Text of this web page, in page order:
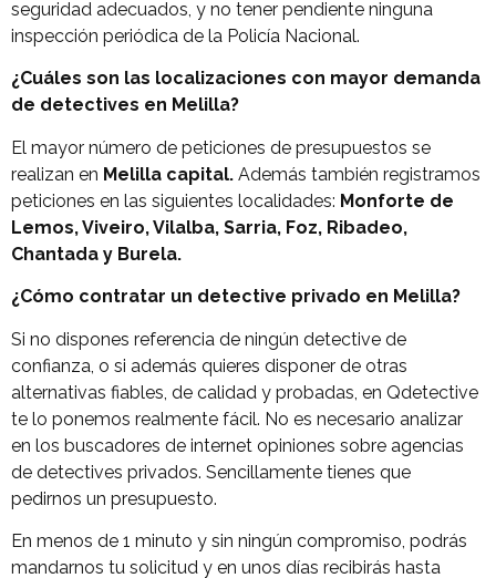
seguridad adecuados, y no tener pendiente ninguna
inspección periódica de la Policía Nacional.
¿Cuáles son las localizaciones con mayor demanda
de detectives en Melilla?
El mayor número de peticiones de presupuestos se
realizan en Melilla capital. Además también registramos
peticiones en las siguientes localidades: Monforte de
Lemos, Viveiro, Vilalba, Sarria, Foz, Ribadeo,
Chantada y Burela.
¿Cómo contratar un detective privado en Melilla?
Si no dispones referencia de ningún detective de
confianza, o si además quieres disponer de otras
alternativas fiables, de calidad y probadas, en Qdetective
te lo ponemos realmente fácil. No es necesario analizar
en los buscadores de internet opiniones sobre agencias
de detectives privados. Sencillamente tienes que
pedirnos un presupuesto.
En menos de 1 minuto y sin ningún compromiso, podrás
mandarnos tu solicitud y en unos días recibirás hasta